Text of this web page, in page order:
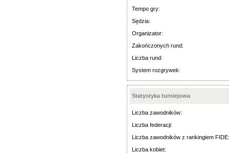
Tempo gry:
Sędzia:
Organizator:
Zakończonych rund:
Liczba rund:
System rozgrywek:
Statystyka turniejowa
Liczba zawodników:
Liczba federacji:
Liczba zawodników z rankingiem FIDE:
Liczba kobiet: